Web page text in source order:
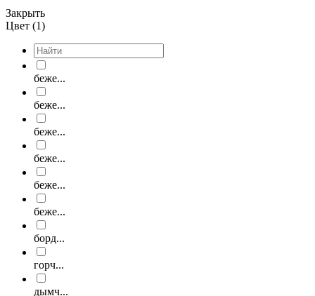
Закрыть
Цвет (1)
беже...
беже...
беже...
беже...
беже...
беже...
борд...
горч...
дымч...